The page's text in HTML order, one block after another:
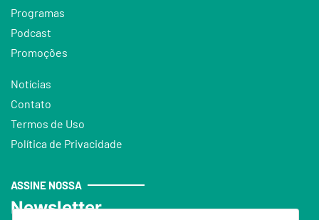
Programas
Podcast
Promoções
Notícias
Contato
Termos de Uso
Política de Privacidade
ASSINE NOSSA
Newsletter